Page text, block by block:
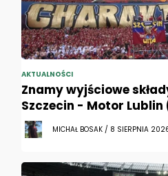
AKTUALNOŚCI
Znamy wyjściowe
Szczecin - Motor
MICHAŁ BOSAK / 8 SIERPNIA